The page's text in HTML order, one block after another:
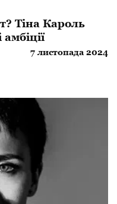
Тіна Кароль
7 листопада 2024